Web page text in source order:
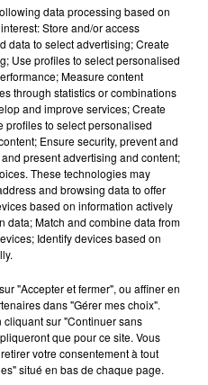
1 RUE DU FAUBOURG
MODER DUREE : 35 MIN «
interprétées par des
ne laissent paraître aucune
a d'abord la petite
nos yeux. Premiers gestes
en position verticale, le
lois de la pesanteur. Entre
humaine, perchée sur de
cuirasse rappelant
de bois articulés rendus
dépoussiérant... À la
ses premiers pas, lui trouvant
dans le public. Mais très
ses propres ailes, s'arracher
C'est en détruisant ce
sa propre existence... »
data processing based on
Store and/or access
data to select advertising; Create
Use profiles to select personalised
Measure content
through statistics or combinations
and improve services; Create
profiles to select personalised
Ensure security, prevent and
present advertising and content;
These technologies may
and browsing data to offer
based on information actively
data; Match and combine data from
Identify devices based on
"Accepter et fermer", ou affiner en
dans "Gérer mes choix".
sur "Continuer sans
que pour ce site. Vous
votre consentement à tout
situé en bas de chaque page.